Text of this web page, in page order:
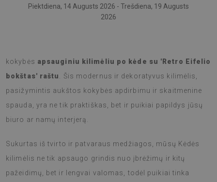
Piektdiena, 14 Augusts 2026 - Trešdiena, 19 Augusts
2026
kokybės apsauginiu kilimėliu po kėde su 'Retro Eifelio
bokštas' raštu
. Šis modernus ir dekoratyvus kilimėlis,
pasižymintis aukštos kokybės apdirbimu ir skaitmenine
spauda, yra ne tik praktiškas, bet ir puikiai papildys jūsų
biuro ar namų interjerą.
Sukurtas iš tvirto ir patvaraus medžiagos, mūsų Kėdės
kilimėlis ne tik apsaugo grindis nuo įbrėžimų ir kitų
pažeidimų, bet ir lengvai valomas, todėl puikiai tinka